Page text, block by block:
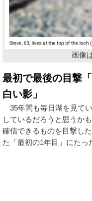
画像
最初で最後の目撃
白い影」
35年間も毎日湖を見て
しているだろうと思うか
確信できるものを目撃し
た「最初の1年目」にたっ